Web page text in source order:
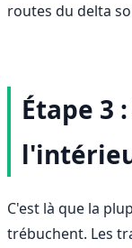
routes du delta
Étape 3
C'est là que la
trébuchent. Les